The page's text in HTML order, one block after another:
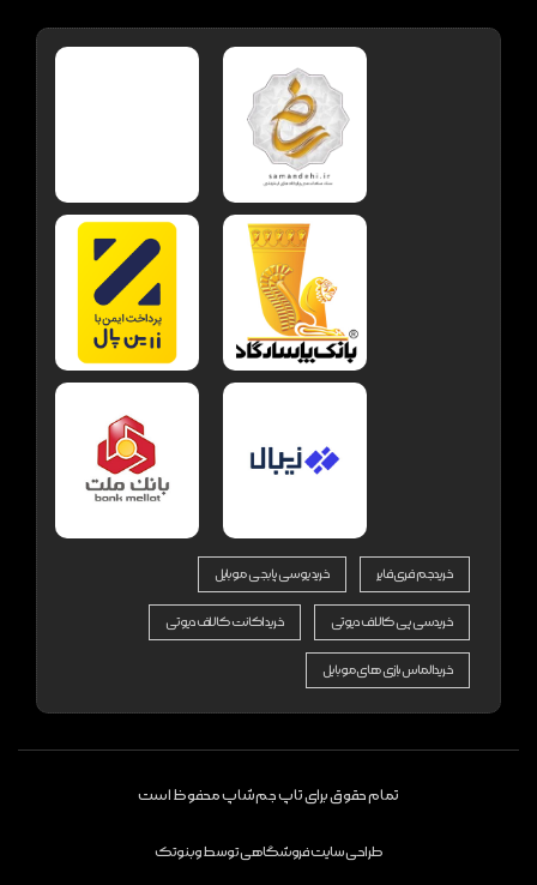
خرید جم فری فایر خرید یوسی پابجی موبایل
خرید سی پی کالاف دیوتی خرید اکانت کالاف دیوتی
خرید الماس بازی های موبایل
تمام حقوق برای تاپ جم شاپ محفوظ است
طراحی سایت فروشگاهیتوسطوبنوتک